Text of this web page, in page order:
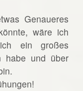
Genaueres
wäre ich
ein großes
habe und über